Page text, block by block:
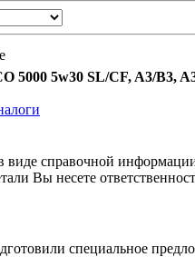
5000 5w30 SL/CF, A3/B3,
виде справочной
Вы несете
специальное